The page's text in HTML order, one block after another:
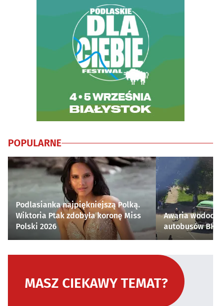
POPULARNE
Podlasianka najpiękniejszą Polką.
Wiktoria Ptak zdobyła koronę Miss
Polski 2026
Awaria
autobusów
MASZ CIEKAWY TEMAT?